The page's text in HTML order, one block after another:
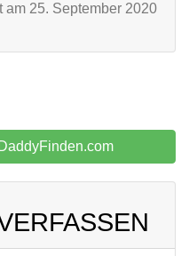
am 25. September 2020